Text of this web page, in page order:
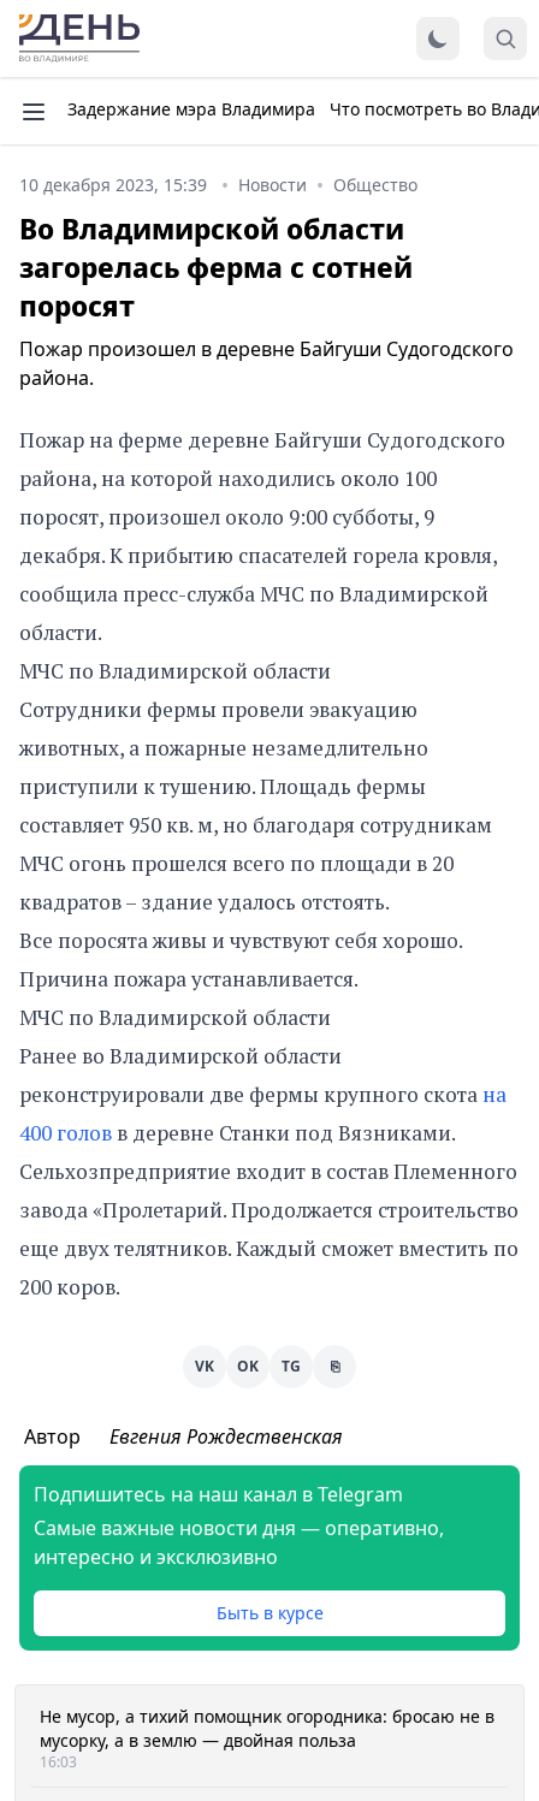
Задержание мэра Владимира Что посмотреть во
10 декабря 2023, 15:39 Новости Общество
Во Владимирской области
загорелась ферма с сотней
поросят
Пожар произошел в деревне Байгуши Судогодского
района.
Пожар на ферме деревне Байгуши Судогодского
района, на которой находились около 100
поросят, произошел около 9:00 субботы, 9
декабря. К прибытию спасателей горела кровля,
сообщила пресс-служба МЧС по Владимирской
области.
МЧС по Владимирской области
Сотрудники фермы провели эвакуацию
животных, а пожарные незамедлительно
приступили к тушению. Площадь фермы
составляет 950 кв. м, но благодаря сотрудникам
МЧС огонь прошелся всего по площади в 20
квадратов – здание удалось отстоять.
Все поросята живы и чувствуют себя хорошо.
Причина пожара устанавливается.
МЧС по Владимирской области
Ранее во Владимирской области
реконструировали две фермы крупного скота на
400 голов в деревне Станки под Вязниками.
Сельхозпредприятие входит в состав Племенного
завода «Пролетарий. Продолжается строительство
еще двух телятников. Каждый сможет вместить по
200 коров.
VK OK TG ⎘
Автор Евгения Рождественская
Подпишитесь на наш канал в Telegram
Самые важные новости дня — оперативно,
интересно и эксклюзивно
Быть в курсе
Не мусор, а тихий помощник огородника: бросаю не в
мусорку, а в землю — двойная польза
16:03